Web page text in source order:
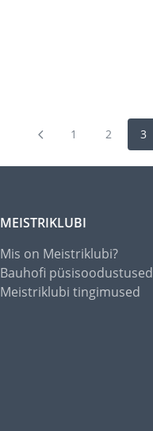
1 2 3
MEISTRIKLUBI
Mis on Meistriklubi?
Bauhofi püsisoodustused
Meistriklubi tingimused